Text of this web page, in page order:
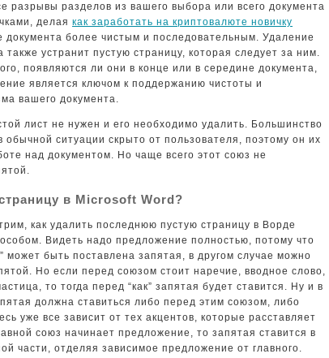
разрывы разделов из вашего выбора или всего документа
делая как заработать на криптовалюте новичку
документа более чистым и последовательным. Удаление
также устранит пустую страницу, которая следует за ним.
появляются ли они в конце или в середине документа,
является ключом к поддержанию чистоты и
вашего документа.
лист не нужен и его необходимо удалить. Большинство
обычной ситуации скрыто от пользователя, поэтому он их
над документом. Но чаще всего этот союз не
в Microsoft Word?
как удалить последнюю пустую страницу в Ворде
Видеть надо предложение полностью, потому что
может быть поставлена запятая, в другом случае можно
Но если перед союзом стоит наречие, вводное слово,
то тогда перед “как” запятая будет ставится. Ну и в
должна ставиться либо перед этим союзом, либо
уже все зависит от тех акцентов, которые расставляет
союз начинает предложение, то запятая ставится в
части, отделяя зависимое предложение от главного.